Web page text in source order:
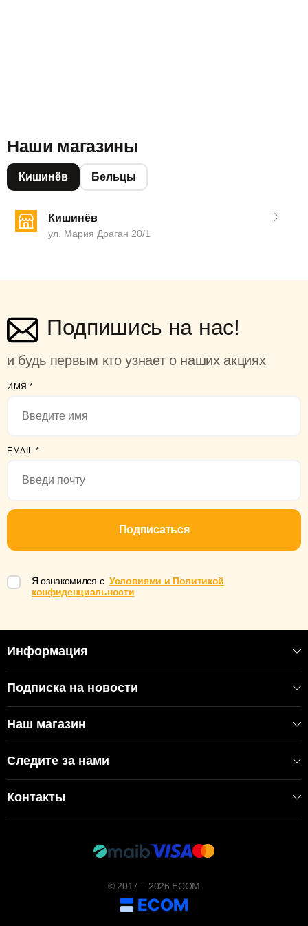
Наши магазины
Кишинёв Бельцы
Кишинёв
ул. Мария Драган 20/1
Подпишись на нас!
и будь первым кто узнает о наших акциях
ИМЯ *
EMAIL *
Подписаться
Я ознакомился с Условиями и Политикой
конфиденциальности
Информация
Подписка на новости
Наш магазин
Следите за нами
Контакты
© 2017 – 2026 ECOM